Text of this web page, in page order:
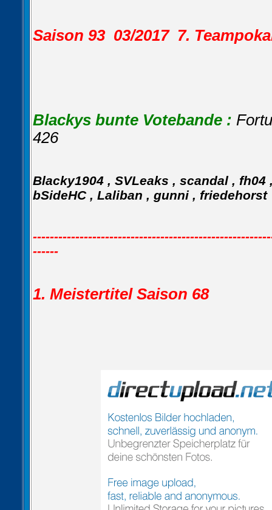
Saison 93 03/2017 7.
Blackys bunte Votebande :
426
Blacky1904 , SVLeaks , scandal , fh04
bSideHC , Laliban , gunni , friedehorst
------
1. Meistertitel Saison 68